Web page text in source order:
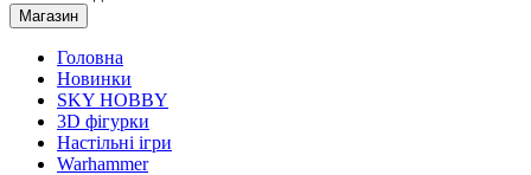
Магазин
Головна
Новинки
SKY HOBBY
3D фігурки
Настільні ігри
Warhammer